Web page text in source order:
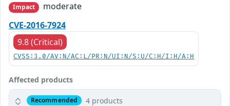
Impact
moderate
CVE-2016-7924
9.8 (Critical)
CVSS:3.0/AV:N/AC:L/PR:N/UI:N/S:U/C:H/I:H/A:H
Affected products
Recommended 4 products